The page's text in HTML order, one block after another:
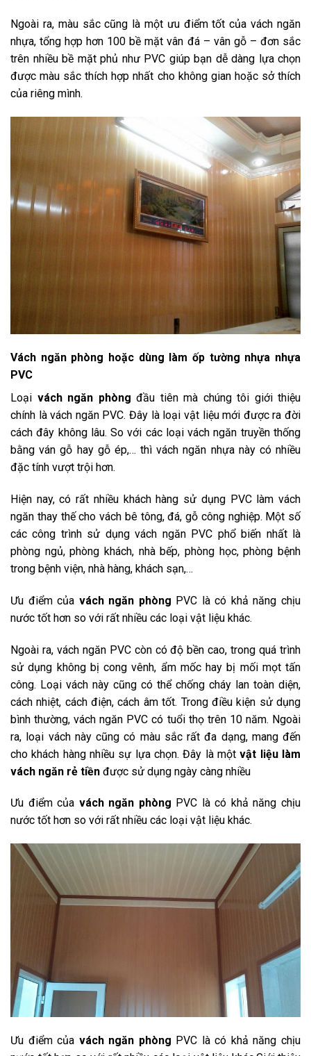
Ngoài ra, màu sắc cũng là một ưu điểm tốt của vách ngăn
nhựa, tổng hợp hơn 100 bề mặt vân đá – vân gỗ – đơn sắc
trên nhiều bề mặt phủ như PVC giúp bạn dễ dàng lựa chọn
được màu sắc thích hợp nhất cho không gian hoặc sở thích
của riêng mình.
Vách ngăn phòng hoặc dùng làm ốp tường nhựa nhựa
PVC
Loại vách ngăn phòng đầu tiên mà chúng tôi giới thiệu
chính là vách ngăn PVC. Đây là loại vật liệu mới được ra đời
cách đây không lâu. So với các loại vách ngăn truyền thống
bằng ván gỗ hay gỗ ép,… thì vách ngăn nhựa này có nhiều
đặc tính vượt trội hơn.
Hiện nay, có rất nhiều khách hàng sử dụng PVC làm vách
ngăn thay thế cho vách bê tông, đá, gỗ công nghiệp. Một số
các công trình sử dụng vách ngăn PVC phổ biến nhất là
phòng ngủ, phòng khách, nhà bếp, phòng học, phòng bệnh
trong bệnh viện, nhà hàng, khách sạn,…
Ưu điểm của vách ngăn phòng PVC là có khả năng chịu
nước tốt hơn so với rất nhiều các loại vật liệu khác.
Ngoài ra, vách ngăn PVC còn có độ bền cao, trong quá trình
sử dụng không bị cong vênh, ẩm mốc hay bị mối mọt tấn
công. Loại vách này cũng có thể chống cháy lan toàn diện,
cách nhiệt, cách điện, cách âm tốt. Trong điều kiện sử dụng
bình thường, vách ngăn PVC có tuổi thọ trên 10 năm. Ngoài
ra, loại vách này cũng có màu sắc rất đa dạng, mang đến
cho khách hàng nhiều sự lựa chọn. Đây là mộtvật liệu làm
vách ngăn rẻ tiền được sử dụng ngày càng nhiều
Ưu điểm của vách ngăn phòng PVC là có khả năng chịu
nước tốt hơn so với rất nhiều các loại vật liệu khác.
Ưu điểm của vách ngăn phòng PVC là có khả năng chịu